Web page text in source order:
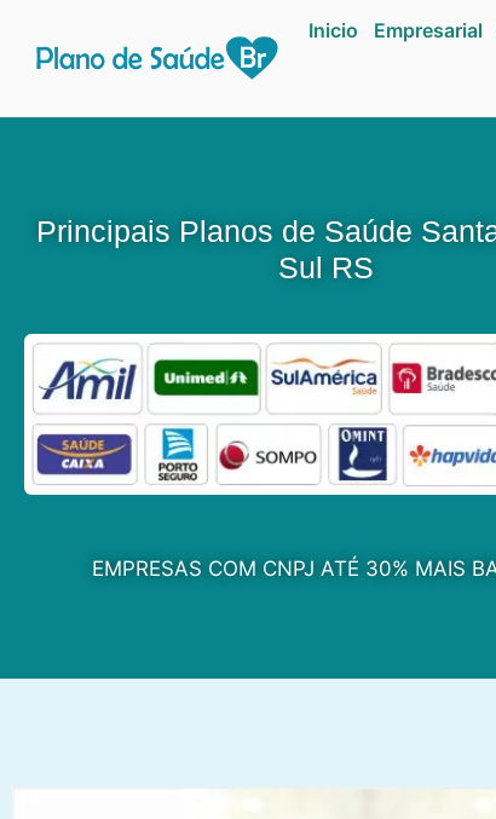
Inicio Empresarial
Principais Planos de Saúde
Sul RS
EMPRESAS COM CNPJ ATÉ 30% MAIS